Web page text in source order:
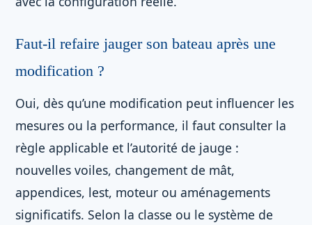
Faut-il refaire jauger son bateau après une
modification ?
Oui, dès qu’une modification peut influencer les
mesures ou la performance, il faut consulter la
règle applicable et l’autorité de jauge :
nouvelles voiles, changement de mât,
appendices, lest, moteur ou aménagements
significatifs. Selon la classe ou le système de